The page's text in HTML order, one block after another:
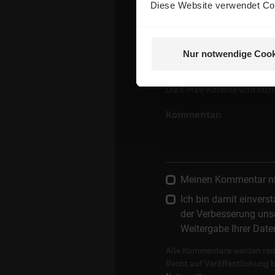
Diese Website verwendet
Nur notwendige
E-Mail:
Die E-Mail-Adresse wird
Kommentar:
Meinen Kommentar
Ich bin damit
der Verbesserung
Weitergabe Ihrer
Alle Kommentare werden
Recht auf Veröffentlichung